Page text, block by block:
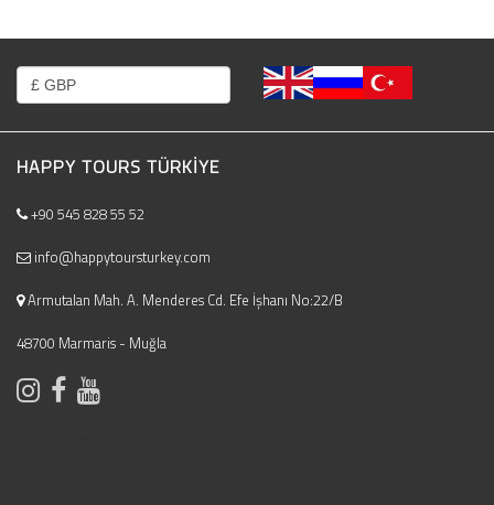
HAPPY TOURS TÜRKIYE
+90 545 828 55 52
info@happytoursturkey.com
Armutalan Mah. A. Menderes Cd. Efe İşhanı No:22/B
48700 Marmaris - Muğla